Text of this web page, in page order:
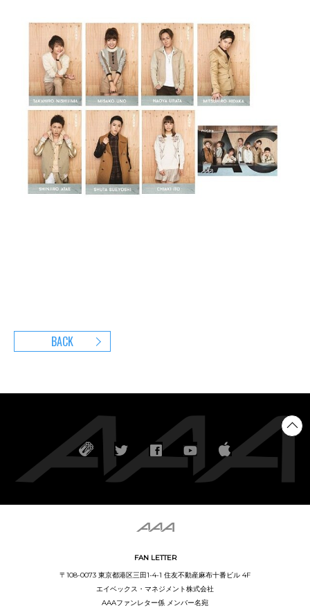
BACK
FAN LETTER
〒108-0073 東京都港区三田1-4-1 住友不動産麻布十番ビル 4F
エイベックス・マネジメント株式会社
AAAファンレター係 メンバー名宛